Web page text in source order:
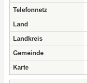
Telefonnetz
Land
Landkreis
Gemeinde
Karte